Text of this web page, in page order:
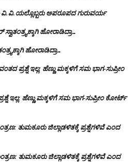
ವಿ.ವಿ.ಯಲ್ಲೊಬ್ಬರು ಅಪರೂಪದ ಗುರುವರ್ಯ
ಹೋರಾಡಿದ್ರಾ…
ಹೋರಾಡಿದ್ರಾ…
ಪ್ರಶ್ನೆ ಇಲ್ಲ: ಹೆಣ್ಣು ಮಕ್ಕಳಿಗೆ ಸಮ ಭಾಗ-ಸುಪ್ರೀಂ
ಇಲ್ಲ: ಹೆಣ್ಣು ಮಕ್ಕಳಿಗೆ ಸಮ ಭಾಗ-ಸುಪ್ರೀಂ ಕೋರ್ಟ್
ತುಮಕೂರು ಜಿಲ್ಲಾಡಳಿತಕ್ಕೆ ಪ್ರಶ್ನೆಗಳಿವೆ ಎಂದ
ತುಮಕೂರು ಜಿಲ್ಲಾಡಳಿತಕ್ಕೆ ಪ್ರಶ್ನೆಗಳಿವೆ ಎಂದ